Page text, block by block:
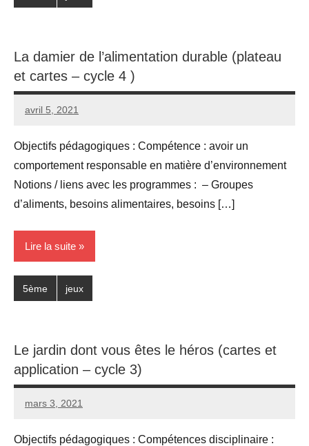
La damier de l’alimentation durable (plateau
et cartes – cycle 4 )
avril 5, 2021
Seg0_La_Vraie
3
Objectifs pédagogiques : Compétence : avoir un
comportement responsable en matière d’environnement
Notions / liens avec les programmes : – Groupes
d’aliments, besoins alimentaires, besoins […]
Lire la suite
5ème jeux
Le jardin dont vous êtes le héros (cartes et
application – cycle 3)
mars 3, 2021
Seg0_La_Vraie
7
Objectifs pédagogiques : Compétences disciplinaire :